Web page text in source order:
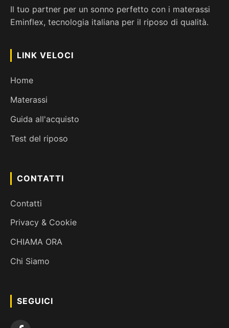
Il tuo partner per un sonno perfetto con i materassi
Eminflex, tecnologia italiana per il riposo di qualità.
LINK VELOCI
Home
Materassi
Guida all'acquisto
Test del riposo
CONTATTI
Contatti
Privacy & Cookie
CHIAMA ORA
Chi Siamo
SEGUICI